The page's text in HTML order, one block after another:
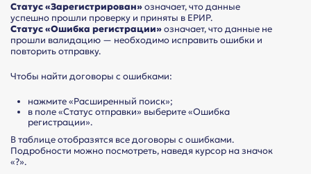
Статус «Зарегистрирован»означает, что данные
успешно прошли проверку и приняты в ЕРИР.
Статус «Ошибка регистрации»означает, что данные не
прошли валидацию — необходимо исправить ошибки и
повторить отправку.
Чтобы найти договоры с ошибками:
нажмите «Расширенный поиск»;
в поле «Статус отправки» выберите «Ошибка
регистрации».
В таблице отобразятся все договоры с ошибками.
Подробности можно посмотреть, наведя курсор на значок
«?».